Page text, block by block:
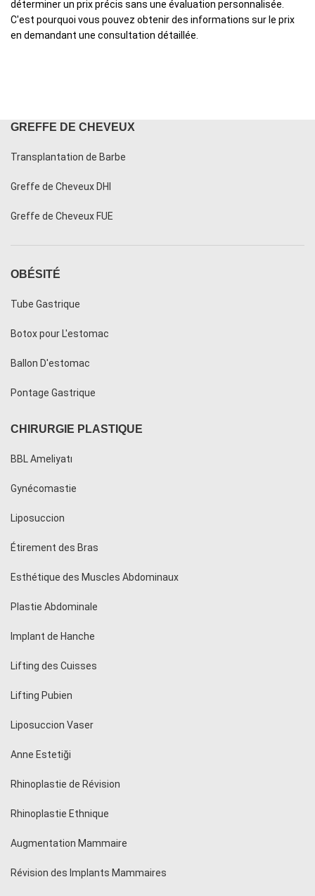
déterminer un prix précis sans une évaluation personnalisée.
C'est pourquoi vous pouvez obtenir des informations sur le prix
en demandant une consultation détaillée.
GREFFE DE CHEVEUX
Transplantation de Barbe
Greffe de Cheveux DHI
Greffe de Cheveux FUE
OBÉSITÉ
Tube Gastrique
Botox pour L'estomac
Ballon D'estomac
Pontage Gastrique
CHIRURGIE PLASTIQUE
BBL Ameliyatı
Gynécomastie
Liposuccion
Étirement des Bras
Esthétique des Muscles Abdominaux
Plastie Abdominale
Implant de Hanche
Lifting des Cuisses
Lifting Pubien
Liposuccion Vaser
Anne Estetiği
Rhinoplastie de Révision
Rhinoplastie Ethnique
Augmentation Mammaire
Révision des Implants Mammaires